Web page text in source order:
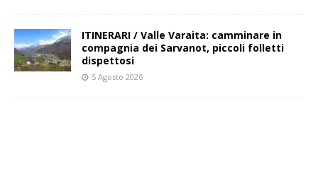
ITINERARI / Valle Varaita: camminare in
compagnia dei Sarvanot, piccoli folletti
dispettosi
5 Agosto 2026